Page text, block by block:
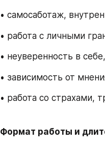
• самосаботаж,
• работа с личными
• неуверенность в
• зависимость от
• работа со страхами,
Формат работы и